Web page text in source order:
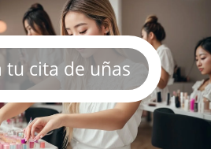
tu cita de uñas